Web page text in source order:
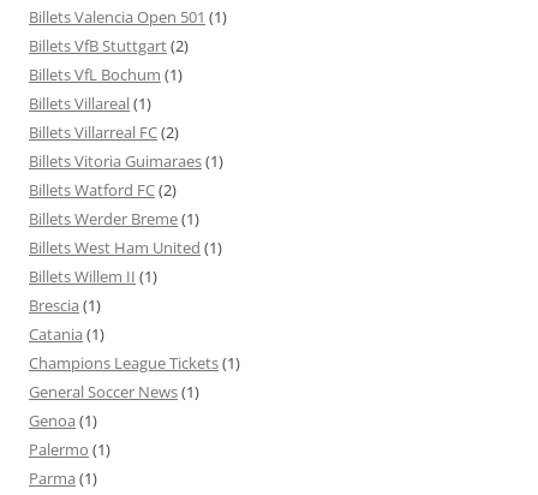
Billets Valencia Open 501 (1)
Billets VfB Stuttgart(2)
Billets VfL Bochum (1)
Billets Villareal(1)
Billets Villarreal FC(2)
Billets Vitoria Guimaraes(1)
Billets Watford FC(2)
Billets Werder Breme(1)
Billets West Ham United (1)
Billets Willem II (1)
Brescia (1)
Catania (1)
Champions League Tickets(1)
General Soccer News(1)
Genoa (1)
Palermo (1)
Parma (1)